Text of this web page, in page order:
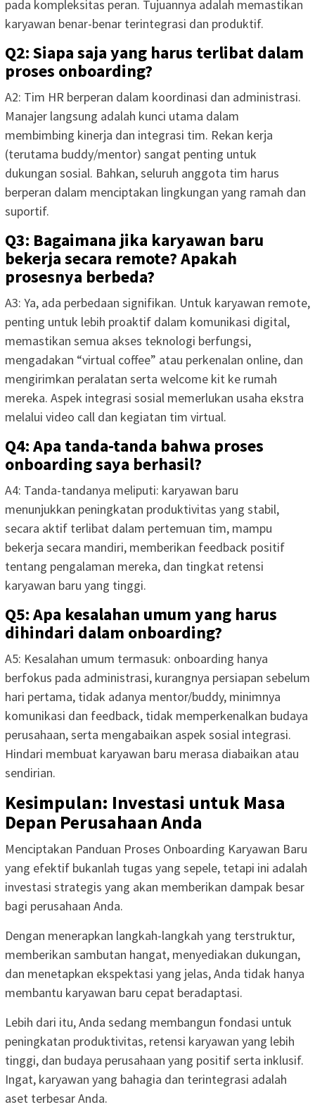
pada kompleksitas peran. Tujuannya adalah memastikan
karyawan benar-benar terintegrasi dan produktif.
Q2: Siapa saja yang harus terlibat dalam
proses onboarding?
A2: Tim HR berperan dalam koordinasi dan administrasi.
Manajer langsung adalah kunci utama dalam
membimbing kinerja dan integrasi tim. Rekan kerja
(terutama buddy/mentor) sangat penting untuk
dukungan sosial. Bahkan, seluruh anggota tim harus
berperan dalam menciptakan lingkungan yang ramah dan
suportif.
Q3: Bagaimana jika karyawan baru
bekerja secara remote? Apakah
prosesnya berbeda?
A3: Ya, ada perbedaan signifikan. Untuk karyawan remote,
penting untuk lebih proaktif dalam komunikasi digital,
memastikan semua akses teknologi berfungsi,
mengadakan “virtual coffee” atau perkenalan online, dan
mengirimkan peralatan serta welcome kit ke rumah
mereka. Aspek integrasi sosial memerlukan usaha ekstra
melalui video call dan kegiatan tim virtual.
Q4: Apa tanda-tanda bahwa proses
onboarding saya berhasil?
A4: Tanda-tandanya meliputi: karyawan baru
menunjukkan peningkatan produktivitas yang stabil,
secara aktif terlibat dalam pertemuan tim, mampu
bekerja secara mandiri, memberikan feedback positif
tentang pengalaman mereka, dan tingkat retensi
karyawan baru yang tinggi.
Q5: Apa kesalahan umum yang harus
dihindari dalam onboarding?
A5: Kesalahan umum termasuk: onboarding hanya
berfokus pada administrasi, kurangnya persiapan sebelum
hari pertama, tidak adanya mentor/buddy, minimnya
komunikasi dan feedback, tidak memperkenalkan budaya
perusahaan, serta mengabaikan aspek sosial integrasi.
Hindari membuat karyawan baru merasa diabaikan atau
sendirian.
Kesimpulan: Investasi untuk Masa
Depan Perusahaan Anda
Menciptakan Panduan Proses Onboarding Karyawan Baru
yang efektif bukanlah tugas yang sepele, tetapi ini adalah
investasi strategis yang akan memberikan dampak besar
bagi perusahaan Anda.
Dengan menerapkan langkah-langkah yang terstruktur,
memberikan sambutan hangat, menyediakan dukungan,
dan menetapkan ekspektasi yang jelas, Anda tidak hanya
membantu karyawan baru cepat beradaptasi.
Lebih dari itu, Anda sedang membangun fondasi untuk
peningkatan produktivitas, retensi karyawan yang lebih
tinggi, dan budaya perusahaan yang positif serta inklusif.
Ingat, karyawan yang bahagia dan terintegrasi adalah
aset terbesar Anda.